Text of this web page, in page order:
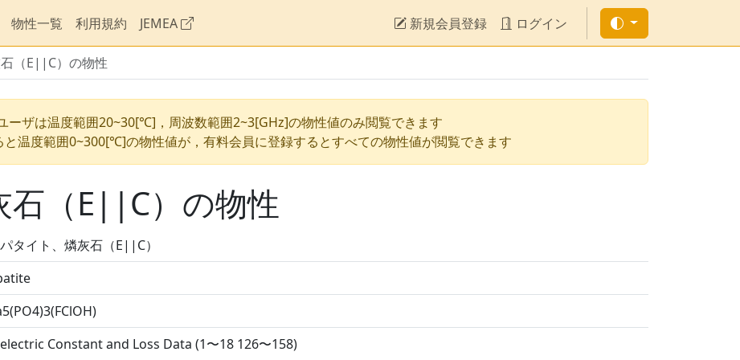
物性一覧 利用規約 JEMEA 新規会員登録 ログイン
（E||C）の物性
ーザは温度範囲20~30[℃]，周波数範囲2~3[GHz]の物性値のみ閲覧できます
と温度範囲0~300[℃]の物性値が，有料会員に登録するとすべての物性値が閲覧できます
石（E||C）の物性
タイト、燐灰石（E||C）
Constant and Loss Data (1〜18 126〜158)